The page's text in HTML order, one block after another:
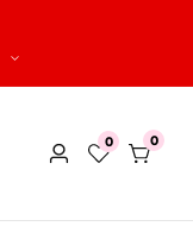
Conecte-
0 00